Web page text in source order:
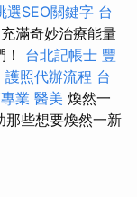
選SEO關鍵字 台
滿奇妙治療能量
台北記帳士 豐
護照代辦流程 台
業 醫美 煥然一
那些想要煥然一新